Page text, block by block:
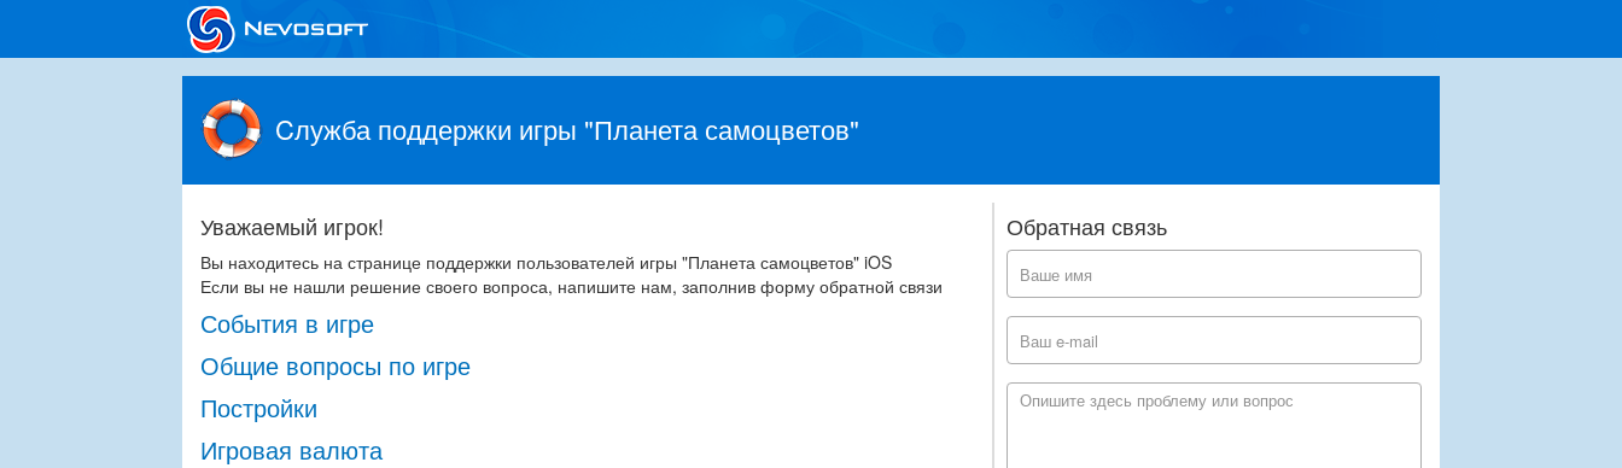
Cлужба поддержки игры "Планета самоцветов"
Уважаемый игрок!
Вы находитесь на странице поддержки пользователей игры "Планета самоцветов" iOS
Если вы не нашли решение своего вопроса, напишите нам, заполнив форму обратной связи
События в игре
Общие вопросы по игре
Постройки
Игровая валюта
Обратная связь